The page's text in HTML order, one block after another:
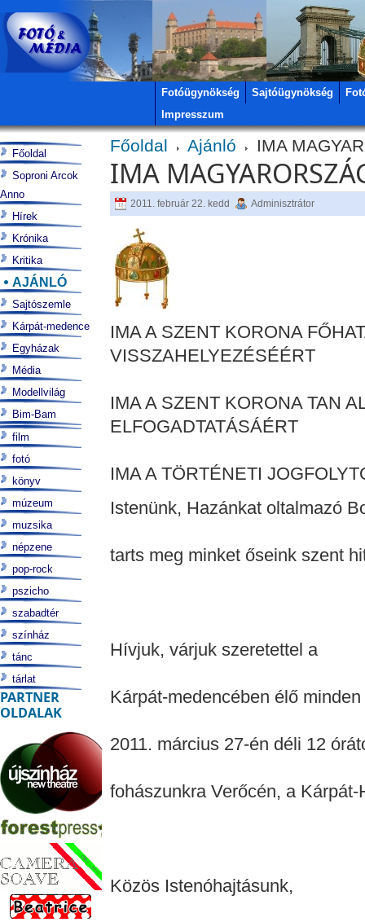
Fotóügynökség Sajtóügynökség
Impresszum
Főoldal Ajánló IMA
IMA
2011. február 22. kedd Adminisztrátor
IMA A SZENT KORONA
VISSZAHELYEZÉSÉÉRT
IMA A SZENT KORONA TAN
ELFOGADTATÁSÁÉRT
IMA A TÖRTÉNETI
Istenünk, Hazánkat oltalmazó
tarts meg minket őseink szent
Hívjuk, várjuk szeretettel a
Kárpát-medencében élő
2011. március 27-én déli 12
fohászunkra Verőcén, a
Közös Istenóhajtásunk,
Főoldal
Soproni Arcok
Anno
Hírek
Krónika
Kritika
AJÁNLÓ
Sajtószemle
Kárpát-medence
Egyházak
Média
Modellvilág
Bim-Bam
film
fotó
könyv
múzeum
muzsika
népzene
pop-rock
pszicho
szabadtér
színház
tánc
tárlat
PARTNER
OLDALAK